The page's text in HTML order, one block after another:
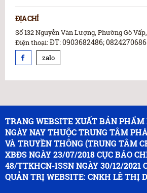
ĐỊA CHỈ
Số 132 Nguyễn Văn Lượng, Phường Gò
Điện thoại:ĐT: 0903682486; 0824270686
zalo
TRANG WEBSITE XUẤT BẢN PHẨM
NGÀY NAY THUỘC TRUNG TÂM
VÀ TRUYỀN THÔNG (TRUNG TÂM
XBĐS NGÀY 23/07/2018 CỤC BÁO
48/TTKHCN-ISSN NGÀY 30/12/2021
QUẢN TRỊ WEBSITE: CNKH LÊ THỊ